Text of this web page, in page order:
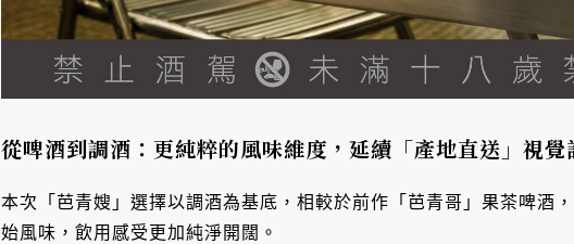
從啤酒到調酒：更純粹的風味維度，延續「產地直送」視覺
本次「芭青嫂」選擇以調酒為基底，相較於前作「芭青哥」果茶啤酒
始風味，飲用感受更加純淨開闊。